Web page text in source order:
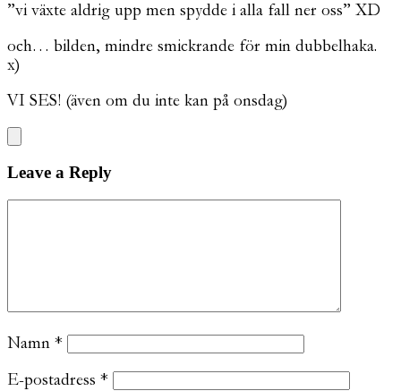
”vi växte aldrig upp men spydde i alla fall ner oss” XD
och… bilden, mindre smickrande för min dubbelhaka.
x)
VI SES! (även om du inte kan på onsdag)
Leave a Reply
Namn *
E-postadress *